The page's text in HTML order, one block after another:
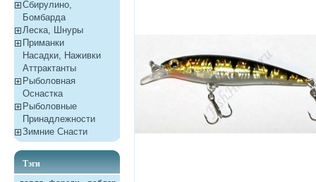
Сбирулино,
Бомбарда
Леска, Шнуры
Приманки
Насадки, Наживки
Aттрактанты
Рыболовная
Оснастка
Рыболовные
Принадлежности
Зимние Снасти
Тэги